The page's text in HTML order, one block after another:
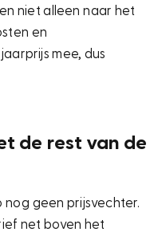
niet alleen naar het
en
mee, dus
de rest van de
nog geen prijsvechter.
net boven het